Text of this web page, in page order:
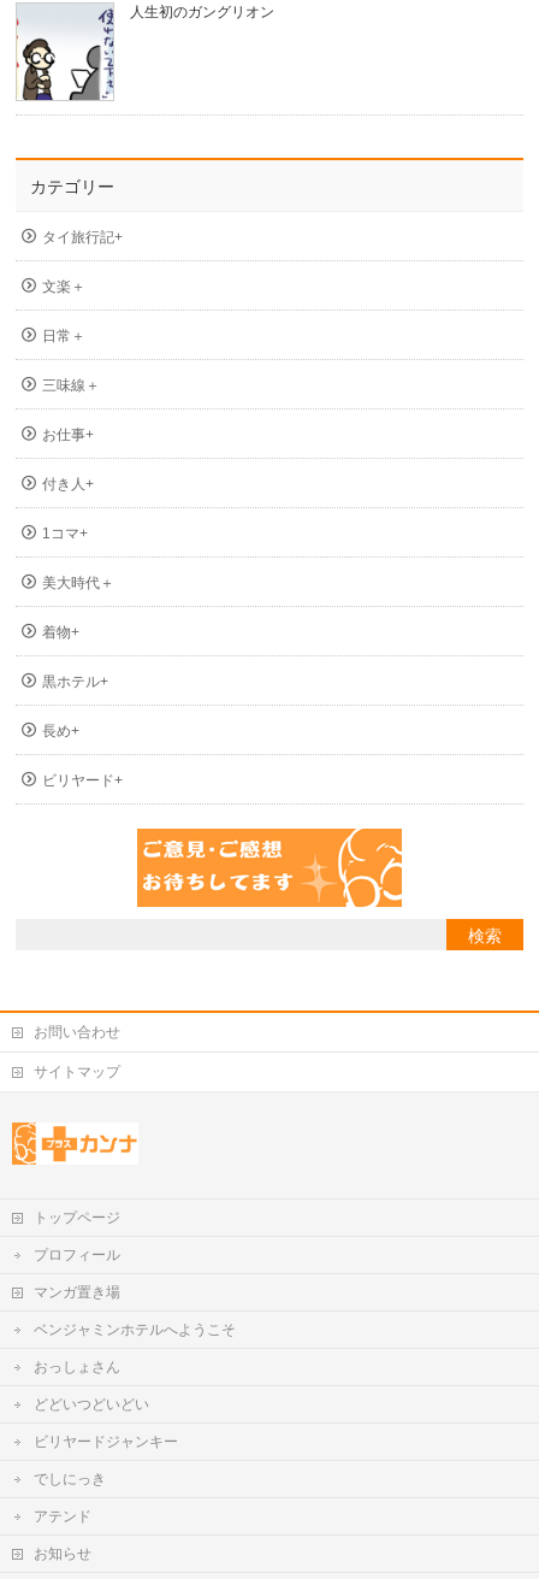
人生初のガングリオン
カテゴリー
タイ旅行記+
文楽＋
日常＋
三味線＋
お仕事+
付き人+
1コマ+
美大時代＋
着物+
黒ホテル+
長め+
ビリヤード+
お問い合わせ
サイトマップ
トップページ
プロフィール
マンガ置き場
ベンジャミンホテルへようこそ
おっしょさん
どどいつどいどい
ビリヤードジャンキー
でしにっき
アテンド
お知らせ